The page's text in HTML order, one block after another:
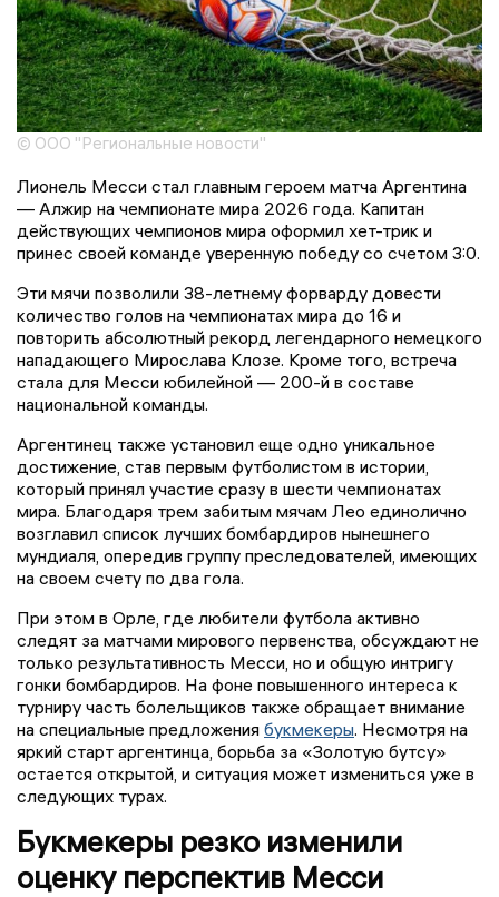
© ООО "Региональные новости"
Лионель Месси стал главным героем матча Аргентина
— Алжир на чемпионате мира 2026 года. Капитан
действующих чемпионов мира оформил хет-трик и
принес своей команде уверенную победу со счетом 3:0.
Эти мячи позволили 38-летнему форварду довести
количество голов на чемпионатах мира до 16 и
повторить абсолютный рекорд легендарного немецкого
нападающего Мирослава Клозе. Кроме того, встреча
стала для Месси юбилейной — 200-й в составе
национальной команды.
Аргентинец также установил еще одно уникальное
достижение, став первым футболистом в истории,
который принял участие сразу в шести чемпионатах
мира. Благодаря трем забитым мячам Лео единолично
возглавил список лучших бомбардиров нынешнего
мундиаля, опередив группу преследователей, имеющих
на своем счету по два гола.
При этом в Орле, где любители футбола активно
следят за матчами мирового первенства, обсуждают не
только результативность Месси, но и общую интригу
гонки бомбардиров. На фоне повышенного интереса к
турниру часть болельщиков также обращает внимание
на специальные предложения букмекеры. Несмотря на
яркий старт аргентинца, борьба за «Золотую бутсу»
остается открытой, и ситуация может измениться уже в
следующих турах.
Букмекеры резко изменили
оценку перспектив Месси